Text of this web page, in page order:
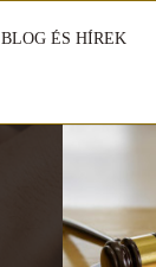
BLOG ÉS HÍREK